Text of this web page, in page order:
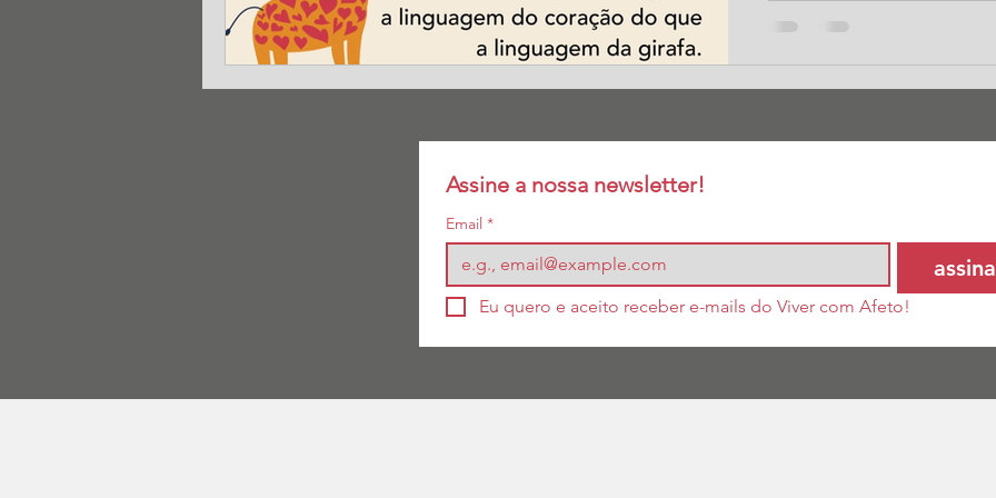
Assine a nossa newsletter!
Email *
Eu quero e aceito receber e-mails do Viver com Afeto!